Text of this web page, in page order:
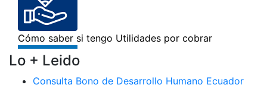
Lo + Leido
Consulta Bono de Desarrollo Humano Ecuador